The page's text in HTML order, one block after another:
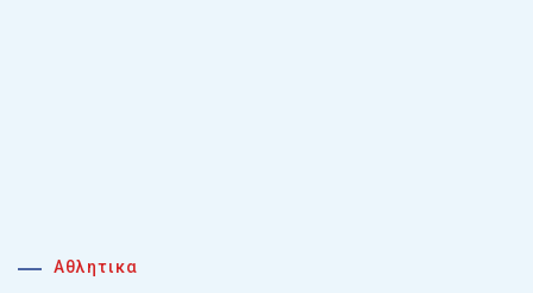
Αθλητικα